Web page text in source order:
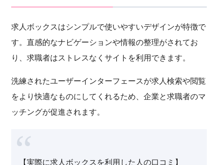
求人ボックスはシンプルで使いやすいデザインが特徴で
す。直感的なナビゲーションや情報の整理がされてお
り、求職者はストレスなくサイトを利用できます。
洗練されたユーザーインターフェースが求人検索や閲覧
をより快適なものにしてくれるため、企業と求職者のマ
ッチングが促進されます。
【実際に求人ボックスを利用した人の口コミ】